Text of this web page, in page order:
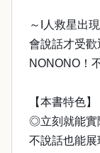
～I人救星出
會說話才受歡
NONONO！
【本書特色】
◎立刻就能實
不說話也能展